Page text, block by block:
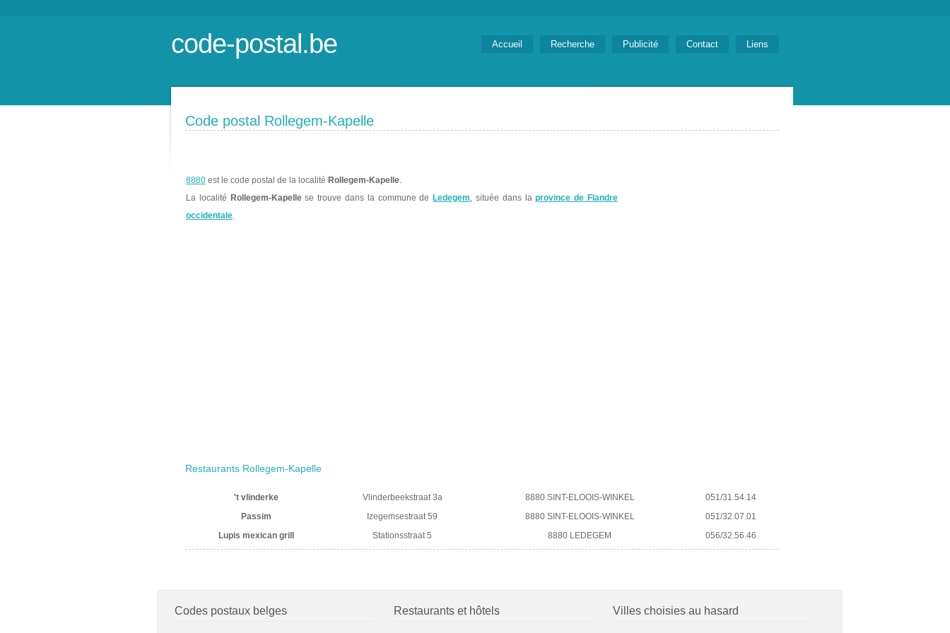
code-postal.be Accueil Recherche Publicité Contact Liens
Code postal Rollegem-Kapelle
8880 est le code postal de la localité Rollegem-Kapelle.
La localité Rollegem-Kapellese trouve dans la commune de Ledegem, située dans laprovince de Flandre
occidentale.
Restaurants Rollegem-Kapelle
't vlinderke Vlinderbeekstraat 3a 8880 SINT-ELOOIS-WINKEL
051/31.54.14
Passim
Izegemsestraat 59 8880 SINT-ELOOIS-WINKEL
051/32.07.01
Lupis mexican grill
Stationsstraat 5 8880 LEDEGEM 056/32.56.46
Codes postaux belges Restaurants et hôtels Villes choisies au hasard